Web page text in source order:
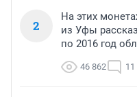
2
На этих
из Уфы
по 2016 год
46 862 11